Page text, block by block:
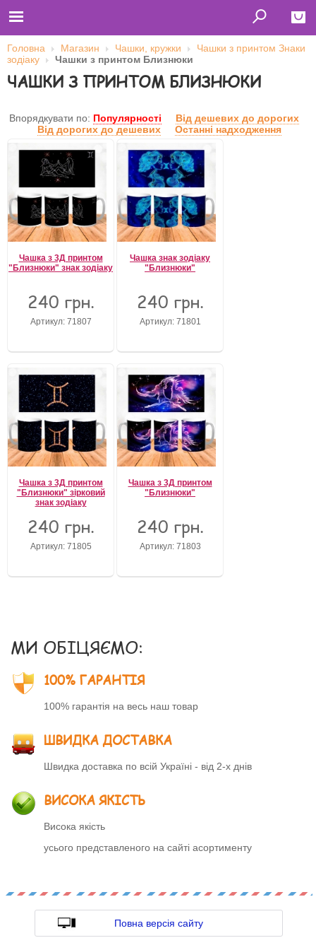
Главная
Толстовки (кенгурушки)
Свитшоты
Лонгсливы
Ветровки
Оплата и доставка
Сотрудничество
Ім'я користувача
Пароль
Запам'ятати мене
Забули своє Ім’я Користувача?
Головна Магазин Чашки, кружки
Чашки з принтом Знаки
зодіаку
Чашки з принтом Близнюки
ЧАШКИ З ПРИНТОМ БЛИЗНЮКИ
Впорядкувати по: Популярності
Від дешевих до дорогих
Від дорогих до дешевих
Останні надходження
Чашка з 3Д принтом
"Близнюки" знак зодіаку
240 грн.
Артикул: 71807
Чашка знак зодіаку
"Близнюки"
240 грн.
Артикул: 71801
Чашка з 3Д принтом
"Близнюки" зірковий
знак зодіаку
240 грн.
Артикул: 71805
Чашка з 3Д принтом
"Близнюки"
240 грн.
Артикул: 71803
МИ ОБІЦЯЄМО:
100% ГАРАНТІЯ
100% гарантія на весь наш товар
ШВИДКА ДОСТАВКА
Швидка доставка по всій Україні - від 2-х днів
ВИСОКА ЯКІСТЬ
Висока якість
усього представленого на сайті асортименту
Повна версія сайту